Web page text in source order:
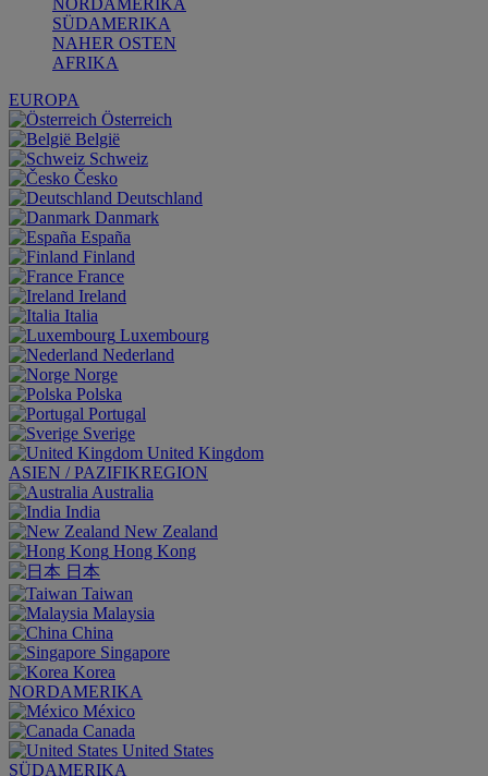
NORDAMERIKA
SÜDAMERIKA
NAHER OSTEN
AFRIKA
EUROPA
Österreich
België
Schweiz
Česko
Deutschland
Danmark
España
Finland
France
Ireland
Italia
Luxembourg
Nederland
Norge
Polska
Portugal
Sverige
United Kingdom
ASIEN / PAZIFIKREGION
Australia
India
New Zealand
Hong Kong
日本
Taiwan
Malaysia
China
Singapore
Korea
NORDAMERIKA
México
Canada
United States
SÜDAMERIKA